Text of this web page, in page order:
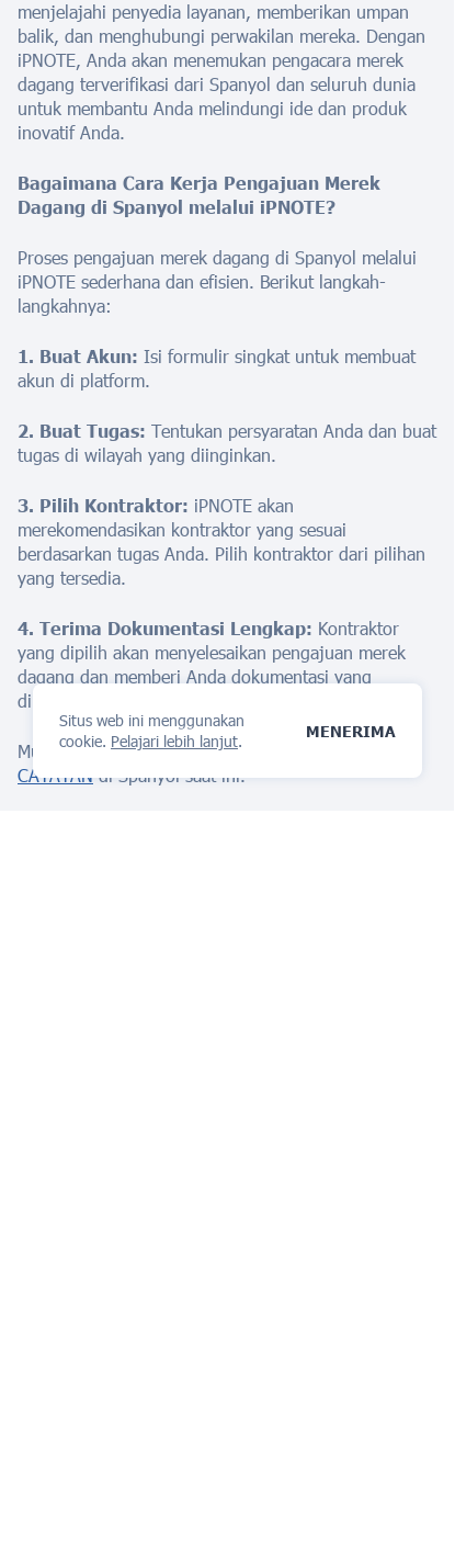
Situs web ini menggunakan
cookie. Pelajari lebih lanjut.
MENERIMA
menjelajahi penyedia layanan, memberikan umpan
balik, dan menghubungi perwakilan mereka. Dengan
iPNOTE, Anda akan menemukan pengacara merek
dagang terverifikasi dari Spanyol dan seluruh dunia
untuk membantu Anda melindungi ide dan produk
inovatif Anda.
Bagaimana Cara Kerja Pengajuan Merek
Dagang di Spanyol melalui iPNOTE?
Proses pengajuan merek dagang di Spanyol melalui
iPNOTE sederhana dan efisien. Berikut langkah-
langkahnya:
1. Buat Akun: Isi formulir singkat untuk membuat
akun di platform.
2. Buat Tugas: Tentukan persyaratan Anda dan buat
tugas di wilayah yang diinginkan.
3. Pilih Kontraktor: iPNOTE akan
merekomendasikan kontraktor yang sesuai
berdasarkan tugas Anda. Pilih kontraktor dari pilihan
yang tersedia.
4. Terima Dokumentasi Lengkap: Kontraktor
yang dipilih akan menyelesaikan pengajuan merek
dagang dan memberi Anda dokumentasi yang
diperlukan.
Mulailah melindungi merek dagang Anda dengan
CATATANdi Spanyol saat ini.